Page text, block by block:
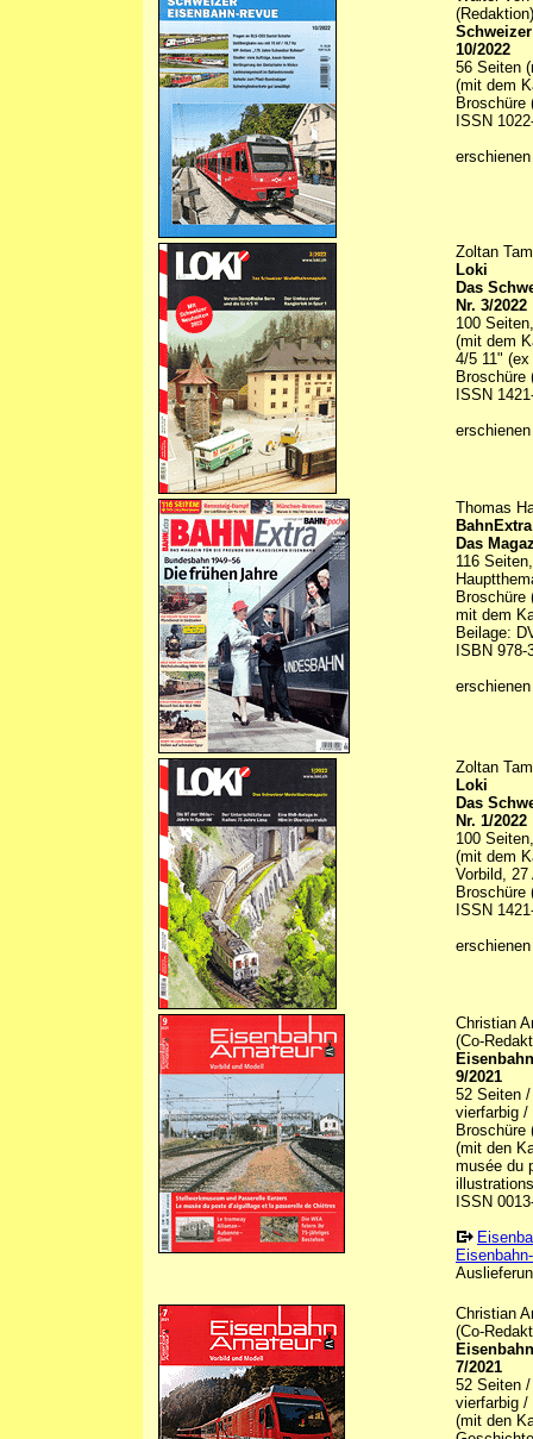
(Redaktion)
10/2022
56 Seiten
(mit dem
Broschüre
ISSN
Zoltan
Loki
Das
Nr. 3/2022
100
(mit dem
4/5 11"
Broschüre
ISSN
Thomas
Das
116
Broschüre
mit dem
Beilage:
ISBN 978-
Zoltan
Loki
Das
Nr. 1/2022
100
(mit dem
Vorbild, 27
Broschüre
ISSN
Christian
(Co-
9/2021
52 Seiten
vierfarbig
Broschüre
(mit den
musée du
ISSN
Christian
(Co-
7/2021
52 Seiten
vierfarbig /
(mit den